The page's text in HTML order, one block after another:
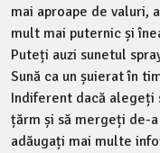
mai aproape de valuri,
mult mai puternic și
Puteți auzi sunetul
Sună ca un șuierat în
Indiferent dacă alegeți
țărm și să mergeți de-
adăugați mai multe